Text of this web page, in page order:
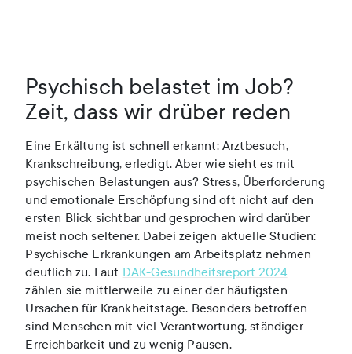
Psychisch belastet im Job?
Zeit, dass wir drüber reden
Eine Erkältung ist schnell erkannt: Arztbesuch,
Krankschreibung, erledigt. Aber wie sieht es mit
psychischen Belastungen aus? Stress, Überforderung
und emotionale Erschöpfung sind oft nicht auf den
ersten Blick sichtbar und gesprochen wird darüber
meist noch seltener. Dabei zeigen aktuelle Studien:
Psychische Erkrankungen am Arbeitsplatz nehmen
deutlich zu. Laut DAK-Gesundheitsreport 2024
zählen sie mittlerweile zu einer der häufigsten
Ursachen für Krankheitstage. Besonders betroffen
sind Menschen mit viel Verantwortung, ständiger
Erreichbarkeit und zu wenig Pausen.